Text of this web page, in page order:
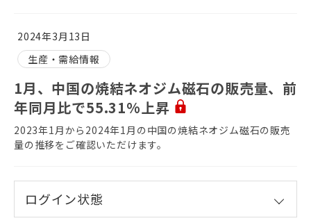
2024年3月13日
生産・需給情報
1月、中国の焼結ネオジム磁石の販売量、前
年同月比で55.31%上昇
2023年1月から2024年1月の中国の焼結ネオジム磁石の販売
量の推移をご確認いただけます。
ログイン状態